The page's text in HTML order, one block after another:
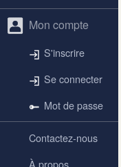
Mon compte
S'inscrire
Se connecter
Mot de passe
Contactez-nous